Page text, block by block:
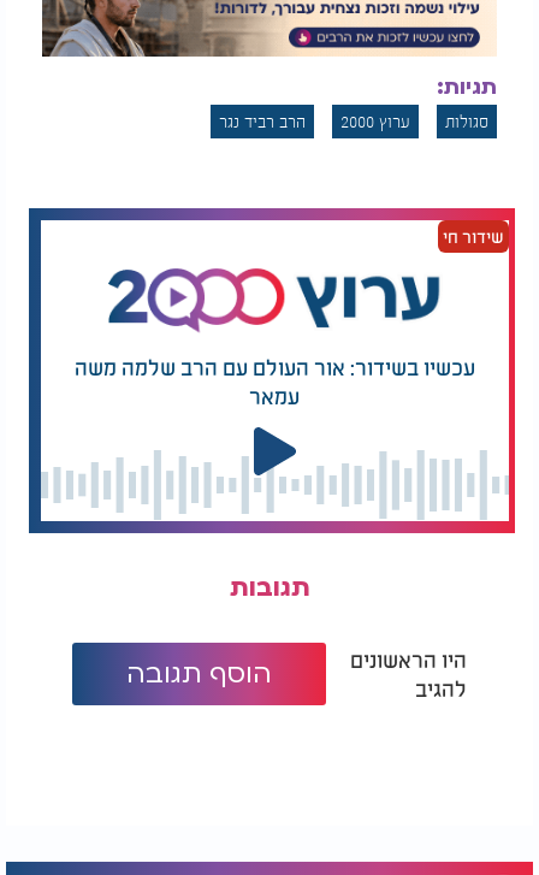
תגיות:
סגולות ערוץ 2000 הרב רביד נגר
שידור חי
עכשיו בשידור: אור העולם עם הרב שלמה משה
עמאר
תגובות
היו הראשונים
להגיב
הוסף תגובה